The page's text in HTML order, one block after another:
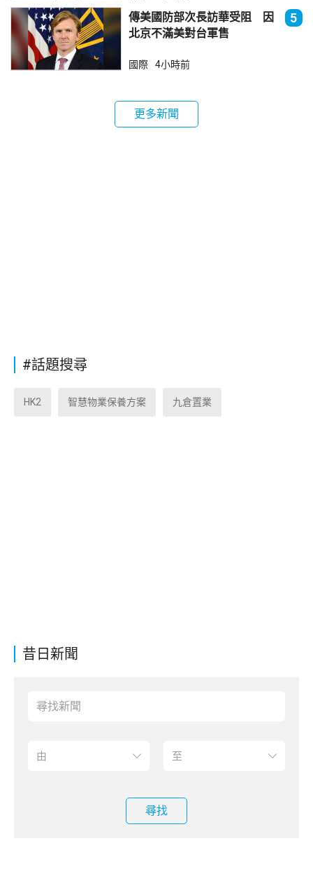
昔日新聞
尋找
傳美國防部次長訪華受阻 因
北京不滿美對台軍售
5
國際 4小時前
更多新聞
#話題搜尋
HK2 智慧物業保養方案 九倉置業